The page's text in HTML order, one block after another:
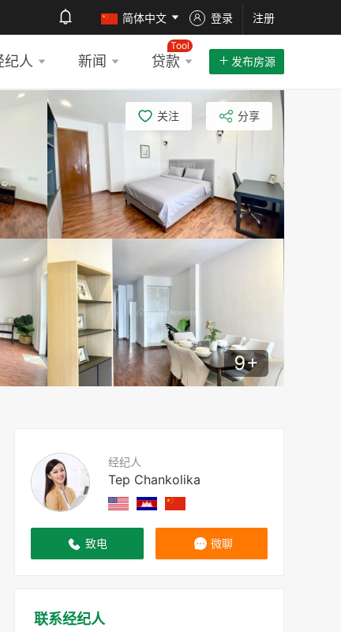
简体中文 登录 注册
纪人 新闻 贷款
Tool
发布房源
9+
关注 分享
经纪人
Tep Chankolika
致电 微聊
联系经纪人